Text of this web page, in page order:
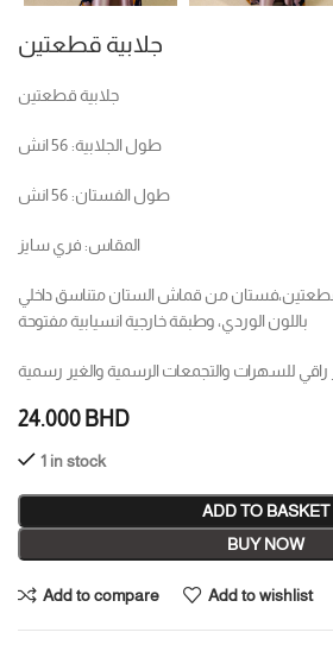
جلابية قطعتين
جلابية قطعتين
طول الجلابية: 56 انش
طول الفستان: 56 انش
المقاس: فري سايز
من قماش الستان متناسق داخلي
باللون الوردي، وطبقة خارجية انسيابية مفتوحة
راقي للسهرات والتجمعات الرسمية والغير رسمية
24.000 BHD
1 in stock
ADD TO BASKET
BUY NOW
Add to compare Add to wishlist